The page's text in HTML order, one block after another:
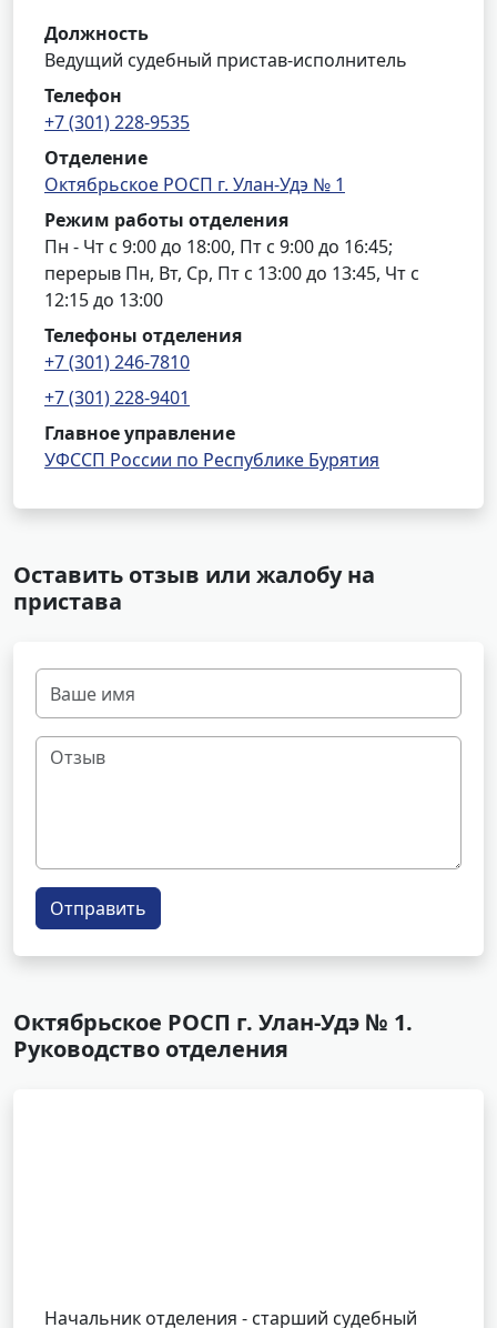
Должность
Ведущий судебный пристав-исполнитель
Телефон
+7 (301) 228-9535
Отделение
Октябрьское РОСП г. Улан-Удэ № 1
Режим работы отделения
Пн - Чт с 9:00 до 18:00, Пт с 9:00 до 16:45;
перерыв Пн, Вт, Ср, Пт с 13:00 до 13:45, Чт с
12:15 до 13:00
Телефоны отделения
+7 (301) 246-7810
+7 (301) 228-9401
Главное управление
УФССП России по Республике Бурятия
Оставить отзыв или жалобу на
пристава
Отправить
Октябрьское РОСП г. Улан-Удэ № 1.
Руководство отделения
Начальник отделения - старший судебный